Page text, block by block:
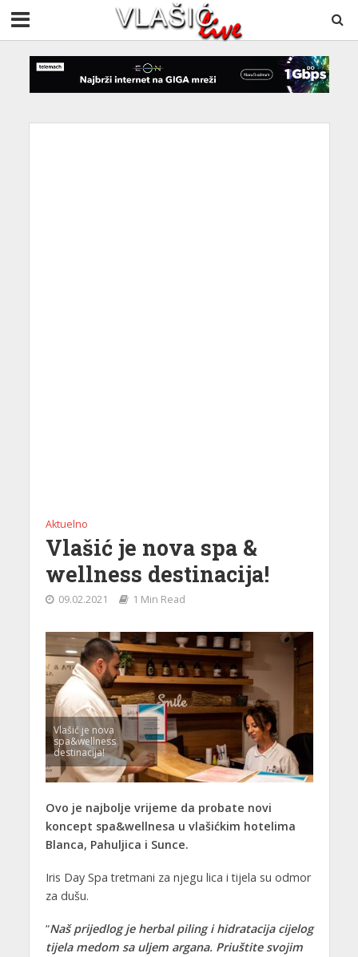
Aktuelno
Vlašić je nova spa &
wellness destinacija!
09.02.2021 1 Min Read
Vlašić je nova
spa&wellness
destinacija!
Ovo je najbolje vrijeme da probate novi
koncept spa&wellnesa u vlašićkim hotelima
Blanca, Pahuljica i Sunce.
Iris Day Spa tretmani za njegu lica i tijela su odmor
za dušu.
“Naš prijedlog je herbal piling i hidratacija cijelog
tijela medom sa uljem argana. Priuštite svojim